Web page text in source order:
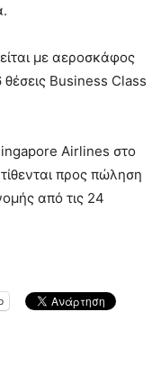
με αεροσκάφος
θέσεις Business Class
Airlines στο
προς πώληση
από τις 24